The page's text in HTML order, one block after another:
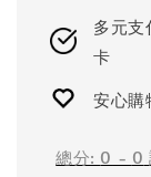
多元支
卡
安心購
總分: 0 - 0